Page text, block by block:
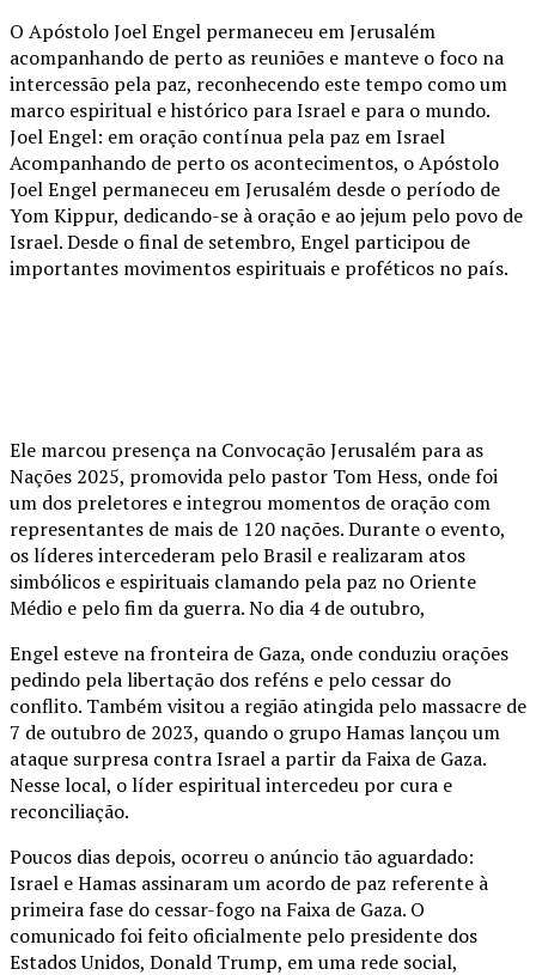
O Apóstolo Joel Engel permaneceu em Jerusalém
acompanhando de perto as reuniões e manteve o foco na
intercessão pela paz, reconhecendo este tempo como um
marco espiritual e histórico para Israel e para o mundo.
Joel Engel: em oração contínua pela paz em Israel
Acompanhando de perto os acontecimentos, o Apóstolo
Joel Engel permaneceu em Jerusalém desde o período de
Yom Kippur, dedicando-se à oração e ao jejum pelo povo de
Israel. Desde o final de setembro, Engel participou de
importantes movimentos espirituais e proféticos no país.
Ele marcou presença na Convocação Jerusalém para as
Nações 2025, promovida pelo pastor Tom Hess, onde foi
um dos preletores e integrou momentos de oração com
representantes de mais de 120 nações. Durante o evento,
os líderes intercederam pelo Brasil e realizaram atos
simbólicos e espirituais clamando pela paz no Oriente
Médio e pelo fim da guerra. No dia 4 de outubro,
Engel esteve na fronteira de Gaza, onde conduziu orações
pedindo pela libertação dos reféns e pelo cessar do
conflito. Também visitou a região atingida pelo massacre de
7 de outubro de 2023, quando o grupo Hamas lançou um
ataque surpresa contra Israel a partir da Faixa de Gaza.
Nesse local, o líder espiritual intercedeu por cura e
reconciliação.
Poucos dias depois, ocorreu o anúncio tão aguardado:
Israel e Hamas assinaram um acordo de paz referente à
primeira fase do cessar-fogo na Faixa de Gaza. O
comunicado foi feito oficialmente pelo presidente dos
Estados Unidos, Donald Trump, em uma rede social,